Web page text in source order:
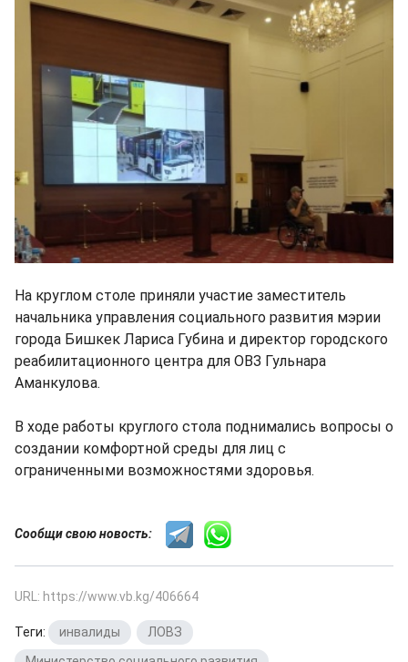
На круглом столе приняли участие заместитель
начальника управления социального развития мэрии
города Бишкек Лариса Губина и директор городского
реабилитационного центра для ОВЗ Гульнара
Аманкулова.
В ходе работы круглого стола поднимались вопросы о
создании комфортной среды для лиц с
ограниченными возможностями здоровья.
Сообщи свою новость:
URL: https://www.vb.kg/406664
Теги: инвалиды ЛОВЗ